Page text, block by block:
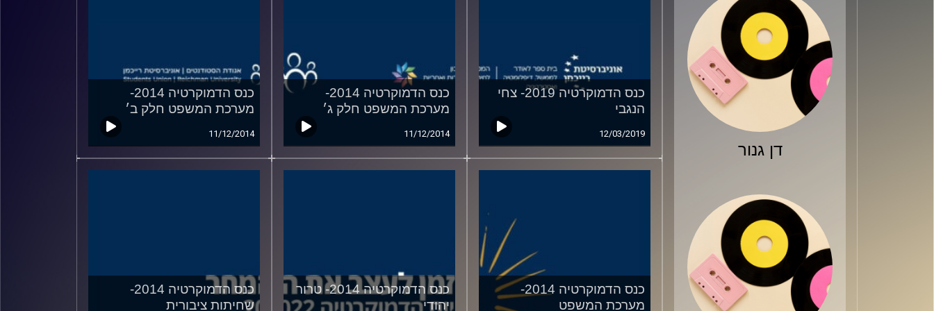
דן גנור
כנס הדמוקרטיה 2019- צחי
הנגבי
12/03/2019
כנס הדמוקרטיה 2014-
מערכת המשפט חלק ג׳
11/12/2014
כנס הדמוקרטיה 2014-
מערכת המשפט חלק ב׳
11/12/2014
כנס הדמוקרטיה 2014-
מערכת המשפט
כנס הדמוקרטיה 2014- טרור
יהודי
כנס הדמוקרטיה 2014-
שחיתות ציבורית